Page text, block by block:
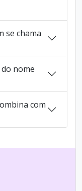
se chama
do nome
com